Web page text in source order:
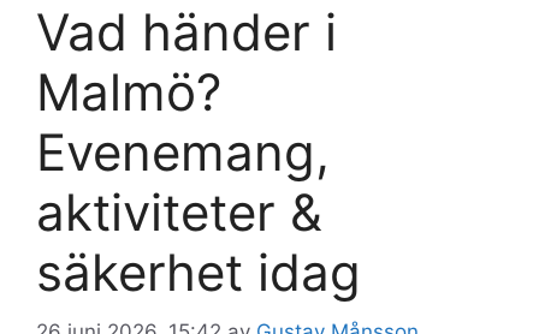
Vad händer i
Malmö?
Evenemang,
aktiviteter &
säkerhet idag